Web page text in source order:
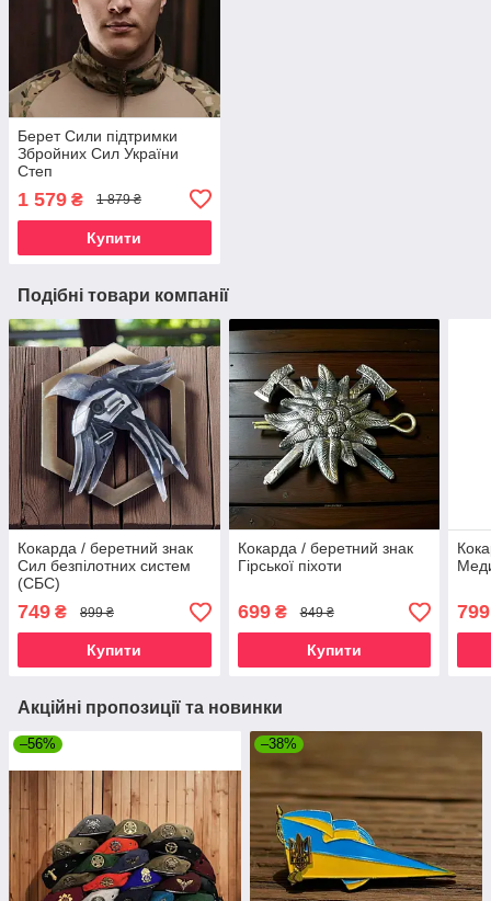
Берет Сили підтримки
Збройних Сил України
Степ
1 579 ₴ 1 879 ₴
Купити
Подібні товари компанії
Кокарда / беретний знак
Сил безпілотних систем
(СБС)
749 ₴ 899 ₴
Купити
Кокарда / беретний знак
Гірської піхоти
699₴ 849 ₴
Купити
799
Акційні пропозиції та новинки
–56% –38%